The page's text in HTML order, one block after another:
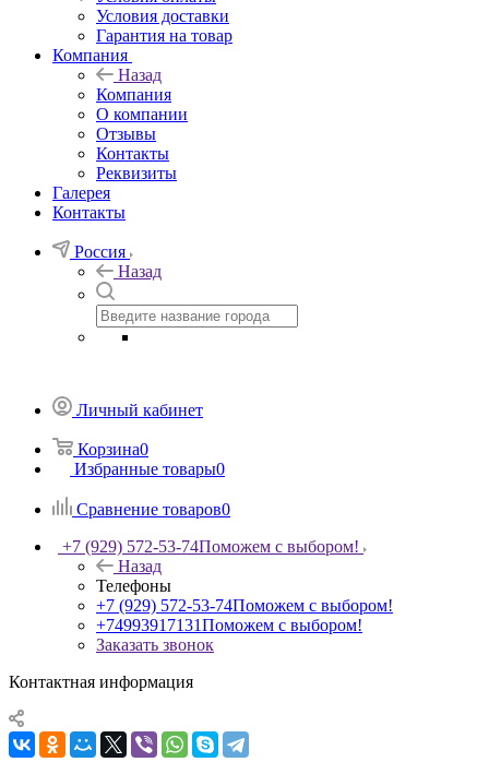
Условия доставки
Гарантия на товар
Компания
Назад
Компания
О компании
Отзывы
Контакты
Реквизиты
Галерея
Контакты
Россия
Назад
Личный кабинет
Корзина0
Избранные товары0
Сравнение товаров0
+7 (929) 572-53-74Поможем с выбором!
Назад
Телефоны
+7 (929) 572-53-74Поможем с выбором!
+74993917131Поможем с выбором!
Заказать звонок
Контактная информация